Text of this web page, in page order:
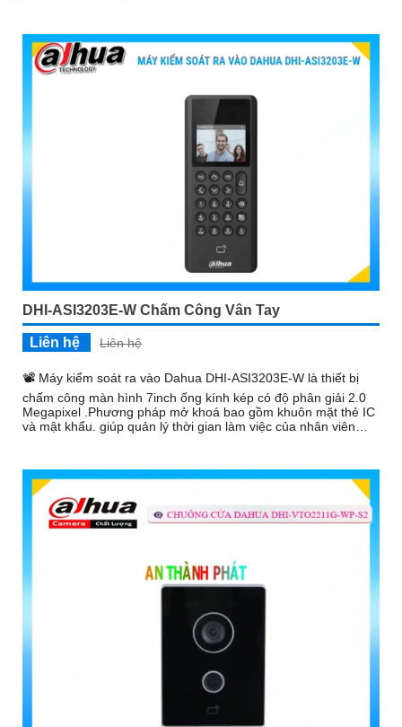
DHI-ASI3203E-W Chấm Công Vân Tay
Liên hệ Liên hệ
📽 Máy kiểm soát ra vào Dahua DHI-ASI3203E-W là thiết bị
chấm công màn hình 7inch ống kính kép có độ phân giải 2.0
Megapixel .Phương pháp mở khoá bao gồm khuôn mặt thẻ IC
và mật khẩu. giúp quản lý thời gian làm việc của nhân viên